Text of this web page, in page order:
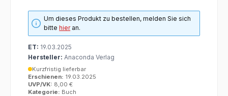
Um dieses Produkt zu bestellen, melden Sie sich
bittehieran.
ET: 19.03.2025
Hersteller: Anaconda Verlag
Kurzfristig lieferbar
Erschienen: 19.03.2025
UVP/VK: 8,00 €
Kategorie: Buch